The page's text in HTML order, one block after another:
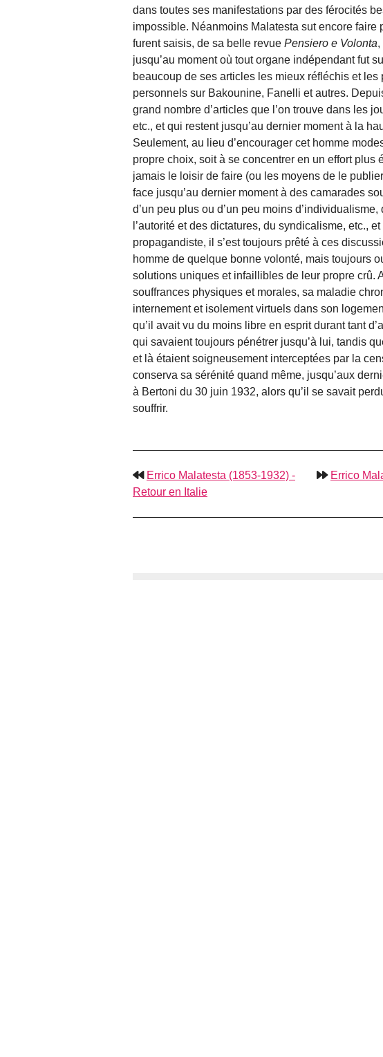
dans toutes ses manifestations par des férocités
impossible. Néanmoins Malatesta sut encore
furent saisis, de sa belle revue Pensiero e Volonta,
jusqu’au moment où tout organe indépendant fut
beaucoup de ses articles les mieux réfléchis et
personnels sur Bakounine, Fanelli et autres.
grand nombre d’articles que l’on trouve dans les
etc., et qui restent jusqu’au dernier moment à la
Seulement, au lieu d’encourager cet homme
propre choix, soit à se concentrer en un effort plus
jamais le loisir de faire (ou les moyens de le
face jusqu’au dernier moment à des camarades
d’un peu plus ou d’un peu moins d’individualisme,
l’autorité et des dictatures, du syndicalisme, etc.,
propagandiste, il s’est toujours prêté à ces
homme de quelque bonne volonté, mais toujours
solutions uniques et infaillibles de leur propre crû.
souffrances physiques et morales, sa maladie
internement et isolement virtuels dans son
qu’il avait vu du moins libre en esprit durant tant
qui savaient toujours pénétrer jusqu’à lui, tandis
et là étaient soigneusement interceptées par la
conserva sa sérénité quand même, jusqu’aux
à Bertoni du 30 juin 1932, alors qu’il se savait
souffrir.
Errico Malatesta (1853-1932) -
Retour en Italie
Errico